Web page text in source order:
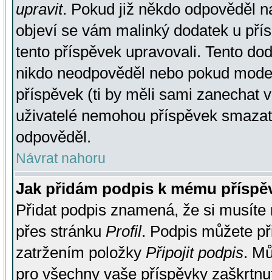
upravit. Pokud již někdo odpověděl
objeví se vám malinký dodatek u
tento příspěvek upravovali. Tento
nikdo neodpověděl nebo pokud
příspěvek (ti by měli sami zanechat
uživatelé nemohou příspěvek
odpověděl.
Návrat nahoru
Jak přidám podpis k mému
Přidat podpis znamená, že si
přes stránku Profil. Podpis můžete
zatržením položky Připojit podpis.
pro všechny vaše příspěvky